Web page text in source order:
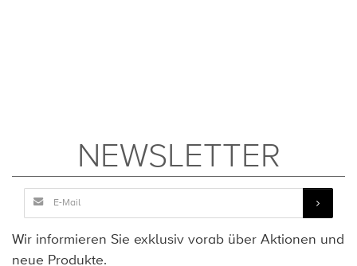
NEWSLETTER
Wir informieren Sie exklusiv vorab über Aktionen und
neue Produkte.